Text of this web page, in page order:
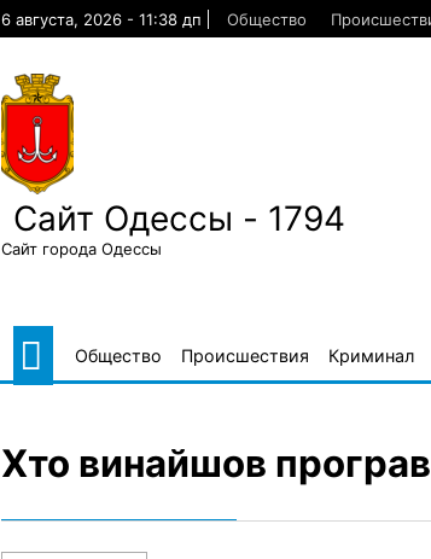
6 августа, 2026 - 11:38 дп Общество
Сайт Одессы - 1794
Сайт города Одессы
Общество Происшествия Криминал
Хто винайшов